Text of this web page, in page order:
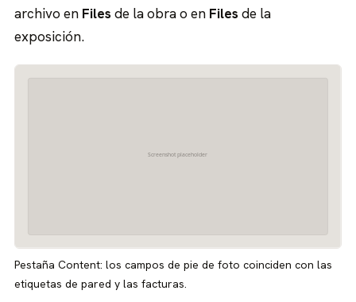
archivo en Files de la obra o en Files de la
exposición.
Pestaña Content: los campos de pie de foto coinciden con las
etiquetas de pared y las facturas.